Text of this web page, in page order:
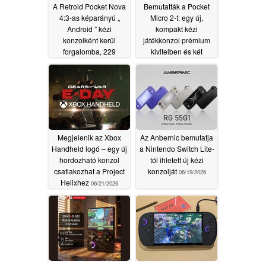
A Retroid Pocket Nova
4:3-as képarányú „
Android ” kézi
konzolként kerül
forgalomba, 229
dolláros induló áron
06/26/2026
Bemutatták a Pocket
Micro 2-t: egy új,
kompakt kézi
játékkonzol prémium
kivitelben és két
színben06/25/2026
Megjelenik az Xbox
Handheld logó – egy új
hordozható konzol
csatlakozhat a Project
Helixhez 06/21/2026
Az Anbernic bemutatja
a Nintendo Switch Lite-
tól ihletett új kézi
konzolját 06/19/2026